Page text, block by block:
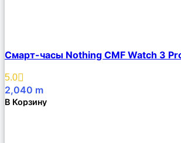
Описание
Избранное
Смарт-часы Nothing CMF Watch 3
5.0
2,040 m
В Корзину